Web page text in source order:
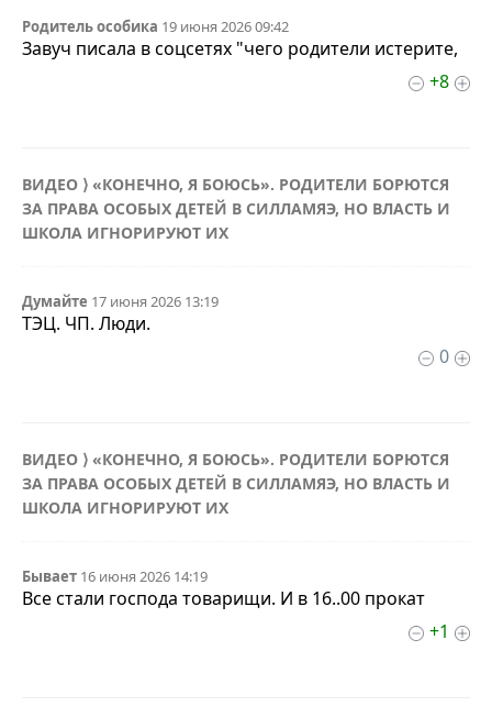
Родитель особика 19 июня 2026 09:42
Завуч писала в соцсетях "чего родители истерите,
+8
ВИДЕО ⟩ «КОНЕЧНО, Я БОЮСЬ». РОДИТЕЛИ БОРЮТСЯ
ЗА ПРАВА ОСОБЫХ ДЕТЕЙ В СИЛЛАМЯЭ, НО ВЛАСТЬ И
ШКОЛА ИГНОРИРУЮТ ИХ
Думайте 17 июня 2026 13:19
ТЭЦ. ЧП. Люди.
0
ВИДЕО ⟩ «КОНЕЧНО, Я БОЮСЬ». РОДИТЕЛИ БОРЮТСЯ
ЗА ПРАВА ОСОБЫХ ДЕТЕЙ В СИЛЛАМЯЭ, НО ВЛАСТЬ И
ШКОЛА ИГНОРИРУЮТ ИХ
Бывает 16 июня 2026 14:19
Все стали господа товарищи. И в 16..00 прокат
+1